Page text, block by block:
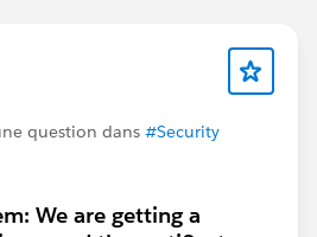
question dans #Security
We are getting a